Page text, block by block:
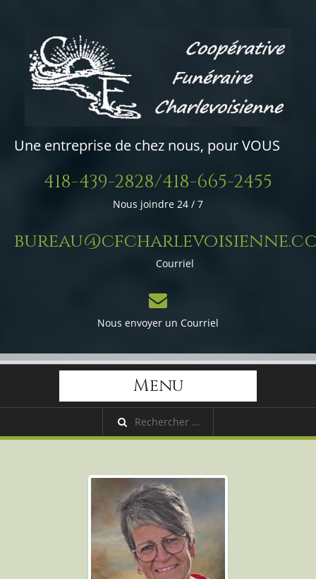
Une entreprise de chez nous, pour VOUS
418-439-2828/418-665-2455
Nous joindre 24 / 7
Courriel
Nous envoyer un Courriel
Menu